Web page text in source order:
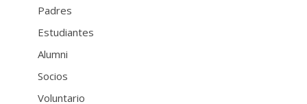
Padres
Estudiantes
Alumni
Socios
Voluntario